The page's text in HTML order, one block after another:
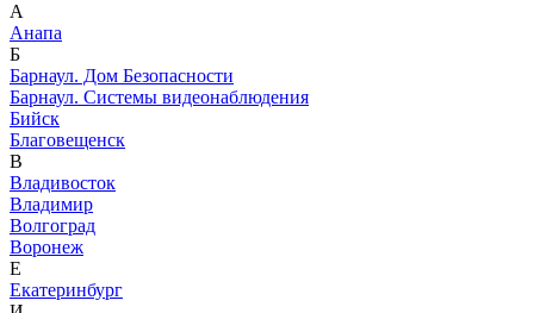
А
Анапа
Б
Барнаул. Дом Безопасности
Барнаул. Системы видеонаблюдения
Бийск
Благовещенск
В
Владивосток
Владимир
Волгоград
Воронеж
Е
Екатеринбург